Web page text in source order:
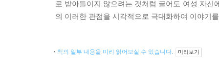
로 받아들이지 않으려는 것처럼 굴어도 여성 자
의 이러한 관점을 시각적으로 극대화하여 이야기
책의 일부 내용을 미리 읽어보실 수 있습니다. 미리보기